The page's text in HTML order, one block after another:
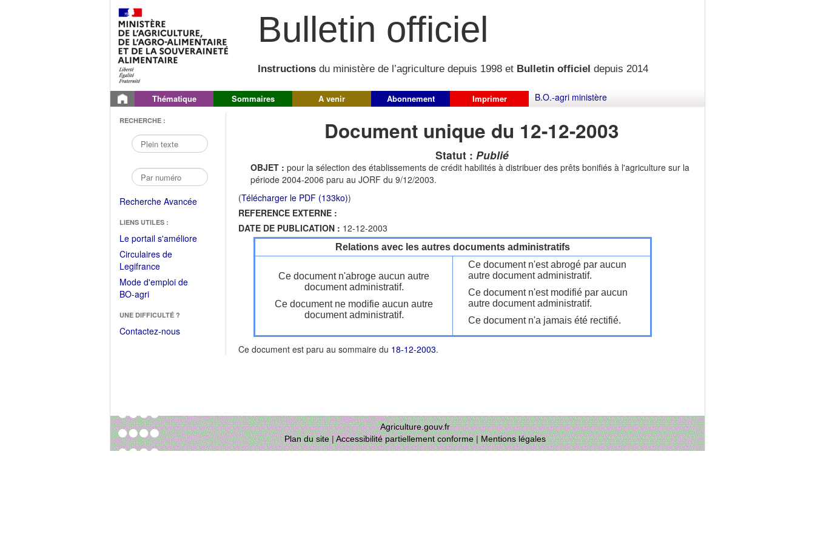
Bulletin officiel
Instructions du ministère de l’agriculture depuis 1998 et Bulletin officiel depuis 2014
Thématique Sommaires A venir Abonnement Imprimer B.O.-agri ministère
RECHERCHE :
Recherche Avancée
LIENS UTILES :
Le portail s'améliore(Fichier
Circulaires de
Legifrance(Ouvrir
dans
une
fenêtre)
Mode d'emploi de
BO-agri(Ouvrir
une
nouvelle
UNE DIFFICULTÉ ?
Contactez-nous
Document unique du 12-12-2003
Statut : Publié
OBJET : pour la sélection des établissements de crédit habilités à distribuer des prêts bonifiés à l'agriculture sur la
période 2004-2006 paru au JORF du 9/12/2003.
(Télécharger le PDF (133ko))
REFERENCE EXTERNE :
DATE DE PUBLICATION : 12-12-2003
Relations avec les autres documents administratifs
Ce document n'abroge aucun autre
document administratif.
Ce document ne modifie aucun autre
document administratif.
Ce document n'est abrogé par aucun
autre document administratif.
Ce document n'est modifié par aucun
autre document administratif.
Ce document n'a jamais été rectifié.
Ce document est paru au sommaire du 18-12-2003.
Agriculture.gouv.fr
Plan du site|Accessibilité partiellement conforme|Mentions légales